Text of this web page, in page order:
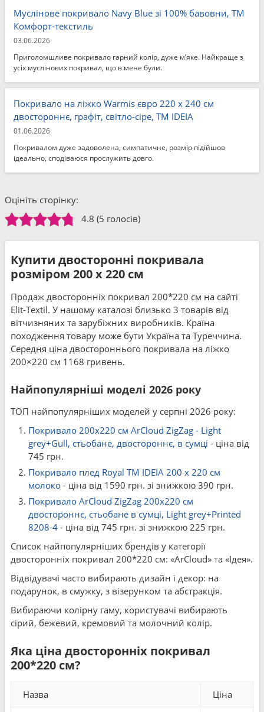
Муслінове покривало Navy Blue зі 100% бавовни, ТМ
Комфорт-текстиль
03.06.2026
Приголомшливе покривало гарний колір, дуже м’яке. Найкраще з
усіх муслінових покривал, що в мене були.
Покривало на ліжко Warmis євро 220 x 240 см
двостороннє, графіт, світло-сіре, ТМ IDEIA
01.06.2026
Покривалом дуже задоволена, симпатичне, розмір підійшов
ідеально, сподіваюся прослужить довго.
Оцініть сторінку:
4.8 (5 голосів)
Купити двосторонні покривала
розміром 200 x 220 см
Продаж двосторонніх покривал 200*220 см на сайті
Elit-Textil. У нашому каталозі близько 3 товарів від
вітчизняних та зарубіжних виробників. Країна
походження товару може бути Україна та Туреччина.
Середня ціна двостороннього покривала на ліжко
200×220 см 1168 гривень.
Найпопулярніші моделі 2026 року
ТОП найпопулярніших моделей у серпні 2026 року:
Покривало 200x220 см ArCloud ZigZag - Light
grey+Gull, стьобане, двостороннє, в сумці - ціна від
745 грн.
Покривало плед Royal TM IDEIA 200 x 220 см
молоко - ціна від 1590 грн. зі знижкою 390 грн.
Покривало ArCloud ZigZag 200x220 см
двостороннє, стьобане в сумці, Light grey+Printed
8208-4 - ціна від 745 грн. зі знижкою 225 грн.
Список найпопулярніших брендів у категорії
двосторонніх покривал 200*220 см: «ArCloud» та «Ідея».
Відвідувачі часто вибирають дизайн і декор: на
подарунок, в смужку, з візерунком та абстракція.
Вибираючи колірну гаму, користувачі вибирають
сірий, бежевий, кремовий та молочний колір.
Яка ціна двосторонніх покривал
200*220 см?
Назва Ціна